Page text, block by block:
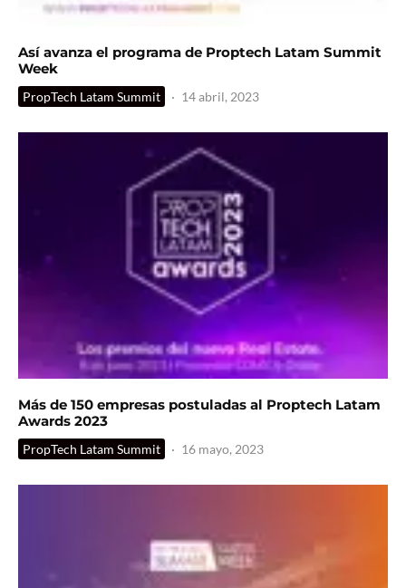
Así avanza el programa de Proptech Latam Summit
Week
PropTech Latam Summit · 14 abril, 2023
Más de 150 empresas postuladas al Proptech Latam
Awards 2023
PropTech Latam Summit · 16 mayo, 2023